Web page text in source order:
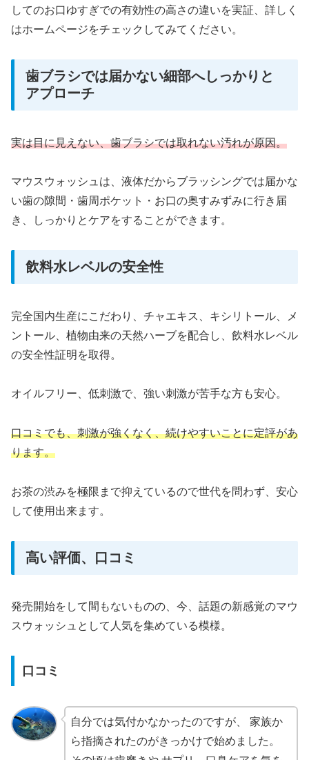
してのお口ゆすぎでの有効性の高さの違いを実証、詳しく
はホームページをチェックしてみてください。
歯ブラシでは届かない細部へしっかりと
アプローチ
実は目に見えない、歯ブラシでは取れない汚れが原因。
マウスウォッシュは、液体だからブラッシングでは届かな
い歯の隙間・歯周ポケット・お口の奥すみずみに行き届
き、しっかりとケアをすることができます。
飲料水レベルの安全性
完全国内生産にこだわり、チャエキス、キシリトール、メ
ントール、植物由来の天然ハーブを配合し、飲料水レベル
の安全性証明を取得。
オイルフリー、低刺激で、強い刺激が苦手な方も安心。
口コミでも、刺激が強くなく、続けやすいことに定評があ
ります。
お茶の渋みを極限まで抑えているので世代を問わず、安心
して使用出来ます。
高い評価、口コミ
発売開始をして間もないものの、今、話題の新感覚のマウ
スウォッシュとして人気を集めている模様。
口コミ
自分では気付かなかったのですが、 家族か
ら指摘されたのがきっかけで始めました。